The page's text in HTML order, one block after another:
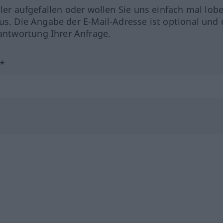
aufgefallen oder wollen Sie uns einfach mal
Die Angabe der E-Mail-Adresse ist optional und
Ihrer Anfrage.